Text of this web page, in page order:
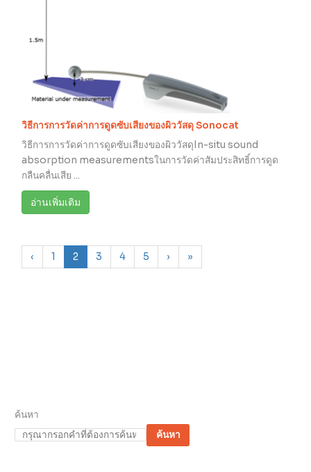
วิธีการการวัดค่าการดูดซับเสียงของผิววัสดุ Sonocat
วิธีการการวัดค่าการดูดซับเสียงของผิววัสดุIn-situ sound
absorption measurementsในการวัดค่าสัมประสิทธิ์การดูด
กลืนคลื่นเสีย ...
อ่านเพิ่มเติม
‹ 1 2 3 4 5 › »
ค้นหา
ค้นหา